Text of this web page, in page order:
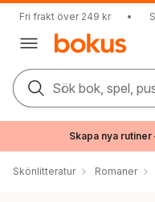
Fri frakt över 249 kr •
Sök bok, spel,
Skapa nya
Skönlitteratur Romaner